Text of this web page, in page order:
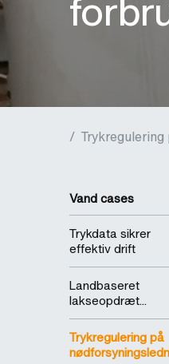
/
Vand cases
Trykdata sikrer
effektiv drift
Landbaseret
lakseopdræt...
Trykregulering på